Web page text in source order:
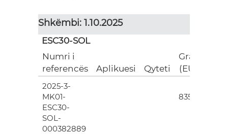
Shkëmbi: 1.10.2025
ESC30-SOL
Numri i
referencës
Aplikuesi Qyteti
Grant
(EUR)
2025-3-
MK01-
ESC30-
SOL-
000382889
835.00